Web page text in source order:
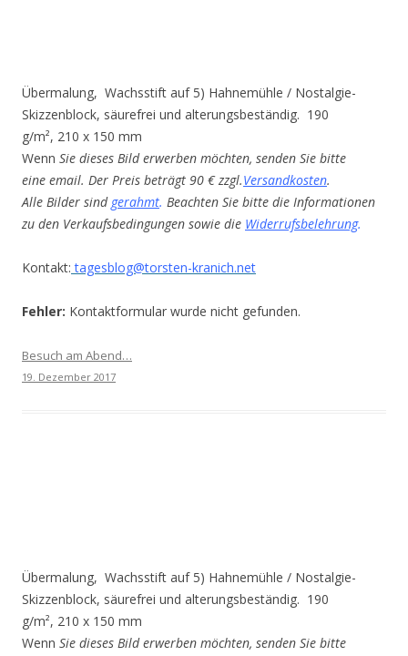
Übermalung, Wachsstift auf 5) Hahnemühle / Nostalgie-
Skizzenblock, säurefrei und alterungsbeständig. 190
g/m², 210 x 150 mm
Wenn Sie dieses Bild erwerben möchten, senden Sie bitte
eine email. Der Preis beträgt 90 € zzgl.Versandkosten.
Alle Bilder sind gerahmt. Beachten Sie bitte die Informationen
zu den Verkaufsbedingungen sowie die Widerrufsbelehrung.
Kontakt: tagesblog@torsten-kranich.net
Fehler: Kontaktformular wurde nicht gefunden.
Besuch am Abend…
19. Dezember 2017
Übermalung, Wachsstift auf 5) Hahnemühle / Nostalgie-
Skizzenblock, säurefrei und alterungsbeständig. 190
g/m², 210 x 150 mm
Wenn Sie dieses Bild erwerben möchten, senden Sie bitte